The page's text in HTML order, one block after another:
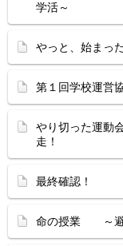
学活～
やっと、始ま
第１回学校運
やり切った運動
走！
最終確認！
命の授業 ～避